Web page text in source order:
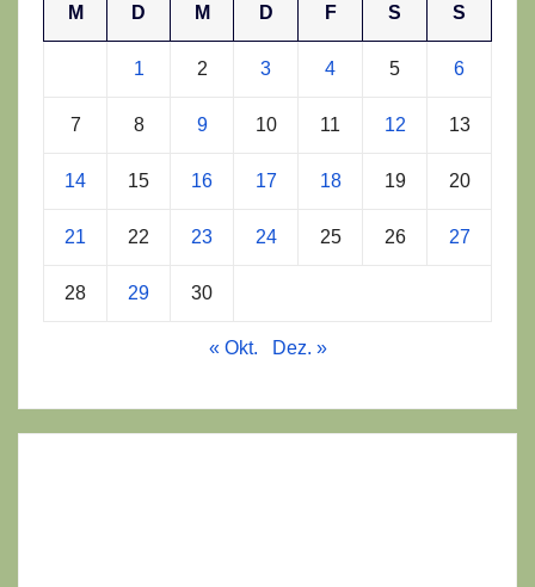
M D M D F S S
1 2 3 4 5 6
7 8 9 10 11 12 13
14 15 16 17 18 19 20
21 22 23 24 25 26 27
28 29 30
« Okt. Dez. »